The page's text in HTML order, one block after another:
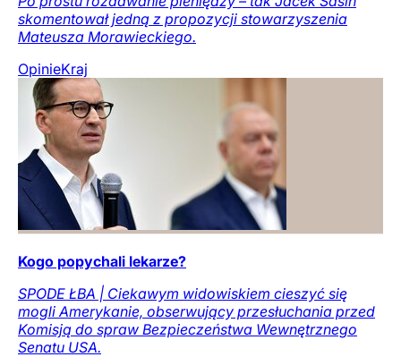
skomentował jedną z propozycji stowarzyszenia
Mateusza Morawieckiego.
OpinieKraj
Kogo popychali lekarze?
SPODE ŁBA | Ciekawym widowiskiem cieszyć się
mogli Amerykanie, obserwujący przesłuchania przed
Komisją do spraw Bezpieczeństwa Wewnętrznego
Senatu USA.